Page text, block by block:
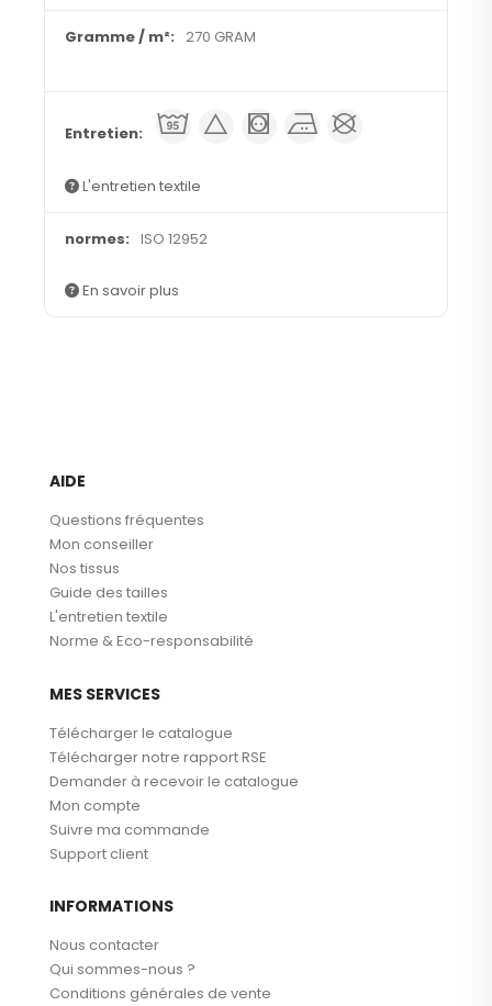
270 GRAM
o g l b A
L'entretien textile
ISO 12952
En savoir plus
AIDE
Questions fréquentes
Mon conseiller
Nos tissus
Guide des tailles
L'entretien textile
Norme & Eco-responsabilité
MES SERVICES
Télécharger le catalogue
Télécharger notre rapport RSE
Demander à recevoir le catalogue
Mon compte
Suivre ma commande
Support client
INFORMATIONS
Nous contacter
Qui sommes-nous ?
Conditions générales de vente